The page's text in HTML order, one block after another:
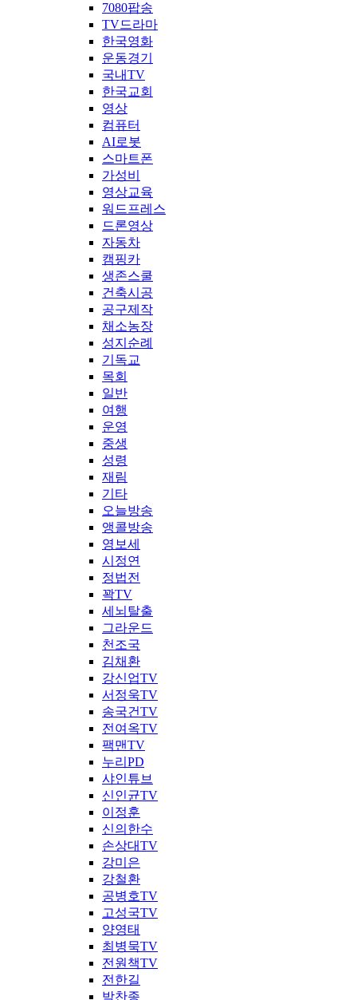
7080팝송
TV드라마
한국영화
운동경기
국내TV
한국교회
영상
컴퓨터
AI로봇
스마트폰
가성비
영상교육
워드프레스
드론영상
자동차
캠핑카
생존스쿨
건축시공
공구제작
채소농장
성지순례
기독교
목회
일반
여행
운영
중생
성령
재림
기타
오늘방송
앵콜방송
영보세
시정연
정법전
꽉TV
세뇌탈출
그라운드
천조국
김채환
강신업TV
서정욱TV
송국건TV
전여옥TV
팩맨TV
누리PD
샤인튜브
신인균TV
이정훈
신의한수
손상대TV
강미은
강철환
공병호TV
고성국TV
양영태
최병묵TV
전원책TV
전한길
박찬종